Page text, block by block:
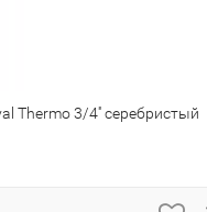
Thermo 3/4'' серебристый